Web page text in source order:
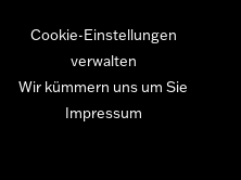
Cookie-Einstellungen
verwalten
Wir kümmern uns um Sie
Impressum